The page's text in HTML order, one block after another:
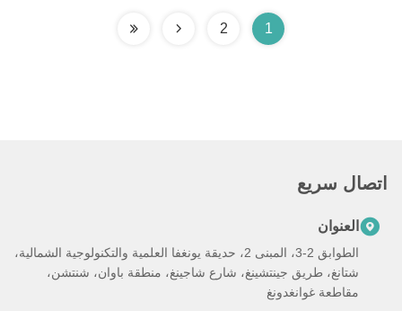
1
2
اتصال سريع
العنوان
الطوابق 2-3، المبنى 2، حديقة يونغفا العلمية والتكنولوجية الشمالية،
شتانغ، طريق جينتشينغ، شارع شاجينغ، منطقة باوان، شنتشن،
مقاطعة غوانغدونغ